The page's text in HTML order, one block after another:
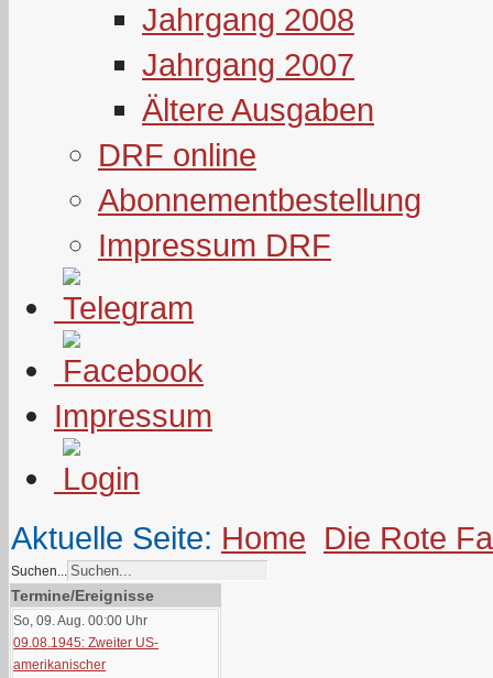
Jahrgang 2008
Jahrgang 2007
Ältere Ausgaben
DRF online
Abonnementbestellung
Impressum DRF
Impressum
Aktuelle Seite: Home Die Rote
Suchen...
Termine/Ereignisse
So, 09. Aug. 00:00 Uhr
09.08.1945: Zweiter US-
amerikanischer